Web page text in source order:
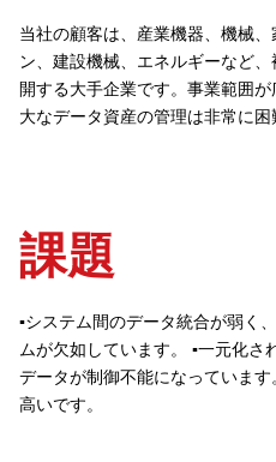
当社の顧客は、産業機器、機械
ン、建設機械、エネルギーなど
開する大手企業です。事業範囲
大なデータ資産の管理は非常に困
課題
▪️システム間のデータ統合が弱く
ムが欠如しています。
▪️一元化さ
データが制御不能になっています。
高いです。